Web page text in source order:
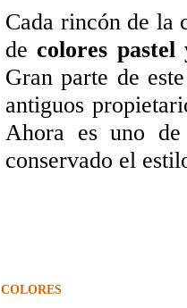
Cada rincón de la
de colores pastel
Gran parte de
antiguos
Ahora es uno
conservado el
COLORES